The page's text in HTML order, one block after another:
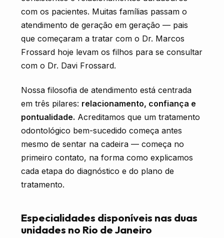
com os pacientes. Muitas famílias passam o
atendimento de geração em geração — pais
que começaram a tratar com o Dr. Marcos
Frossard hoje levam os filhos para se consultar
com o Dr. Davi Frossard.
Nossa filosofia de atendimento está centrada
em três pilares: relacionamento, confiança e
pontualidade. Acreditamos que um tratamento
odontológico bem-sucedido começa antes
mesmo de sentar na cadeira — começa no
primeiro contato, na forma como explicamos
cada etapa do diagnóstico e do plano de
tratamento.
Especialidades disponíveis nas duas
unidades no Rio de Janeiro